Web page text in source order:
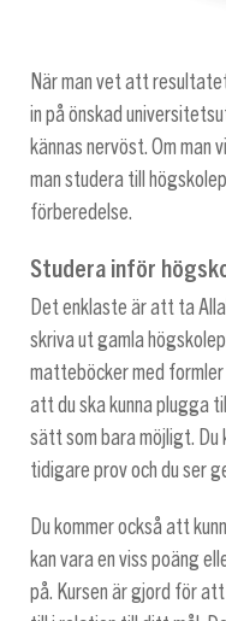
När man vet att
in på önskad
kännas nervöst. Om man
man studera till
förberedelse.
Studera inför
Det enklaste är att ta
skriva ut gamla
matteböcker med
att du ska kunna plugga
sätt som bara möjligt.
tidigare prov och du ser
Du kommer också att
kan vara en viss poäng
på. Kursen är gjord för